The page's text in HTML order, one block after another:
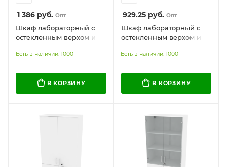
1 386 руб. Опт
Шкаф лабораторный с
остекленным верхом и
Есть в наличии: 1000
В КОРЗИНУ
929.25руб. Опт
Шкаф лабораторный с
остекленным верхом и
Есть в наличии: 1000
В КОРЗИНУ